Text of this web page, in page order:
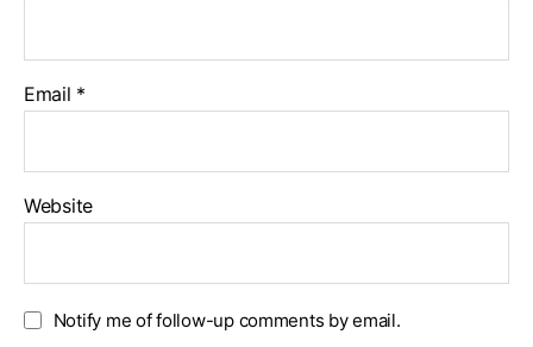
Email *
Website
Notify me of follow-up comments by email.